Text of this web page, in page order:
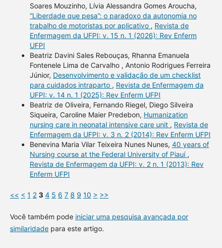
Soares Mouzinho, Lívia Alessandra Gomes Aroucha,
“Liberdade que pesa”: o paradoxo da autonomia no
trabalho de motoristas por aplicativo , Revista de
Enfermagem da UFPI: v. 15 n. 1 (2026): Rev Enferm
UFPI
Beatriz Davini Sales Rebouças, Rhanna Emanuela
Fontenele Lima de Carvalho , Antonio Rodrigues Ferreira
Júnior, Desenvolvimento e validação de um checklist
para cuidados intraparto , Revista de Enfermagem da
UFPI: v. 14 n. 1 (2025): Rev Enferm UFPI
Beatriz de Oliveira, Fernando Riegel, Diego Silveira
Siqueira, Caroline Maier Predebon, Humanization
nursing care in neonatal intensive care unit , Revista de
Enfermagem da UFPI: v. 3 n. 2 (2014): Rev Enferm UFPI
Benevina Maria Vilar Teixeira Nunes Nunes, 40 years of
Nursing course at the Federal University of Piauí ,
Revista de Enfermagem da UFPI: v. 2 n. 1 (2013): Rev
Enferm UFPI
<< < 1 2 3 4 5 6 7 8 9 10 > >>
Você também pode iniciar uma pesquisa avançada por
similaridadepara este artigo.